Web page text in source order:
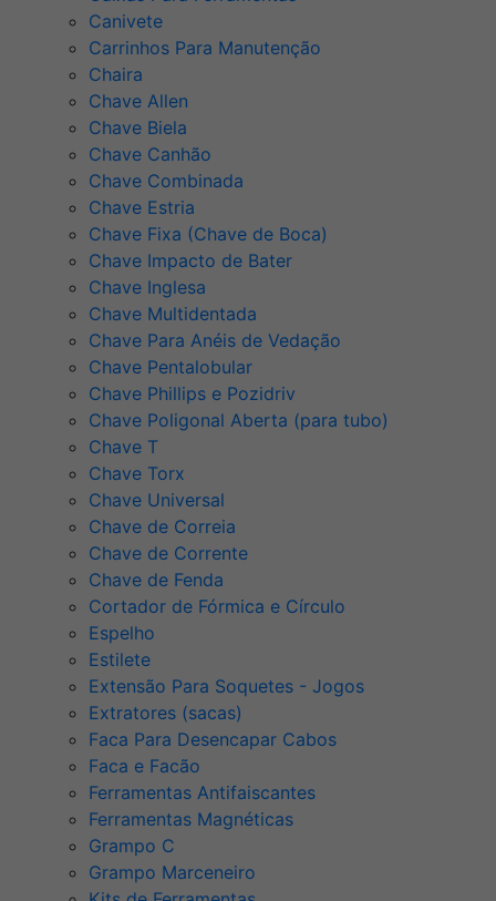
Canivete
Carrinhos Para Manutenção
Chaira
Chave Allen
Chave Biela
Chave Canhão
Chave Combinada
Chave Estria
Chave Fixa (Chave de Boca)
Chave Impacto de Bater
Chave Inglesa
Chave Multidentada
Chave Para Anéis de Vedação
Chave Pentalobular
Chave Phillips e Pozidriv
Chave Poligonal Aberta (para tubo)
Chave T
Chave Torx
Chave Universal
Chave de Correia
Chave de Corrente
Chave de Fenda
Cortador de Fórmica e Círculo
Espelho
Estilete
Extensão Para Soquetes - Jogos
Extratores (sacas)
Faca Para Desencapar Cabos
Faca e Facão
Ferramentas Antifaiscantes
Ferramentas Magnéticas
Grampo C
Grampo Marceneiro